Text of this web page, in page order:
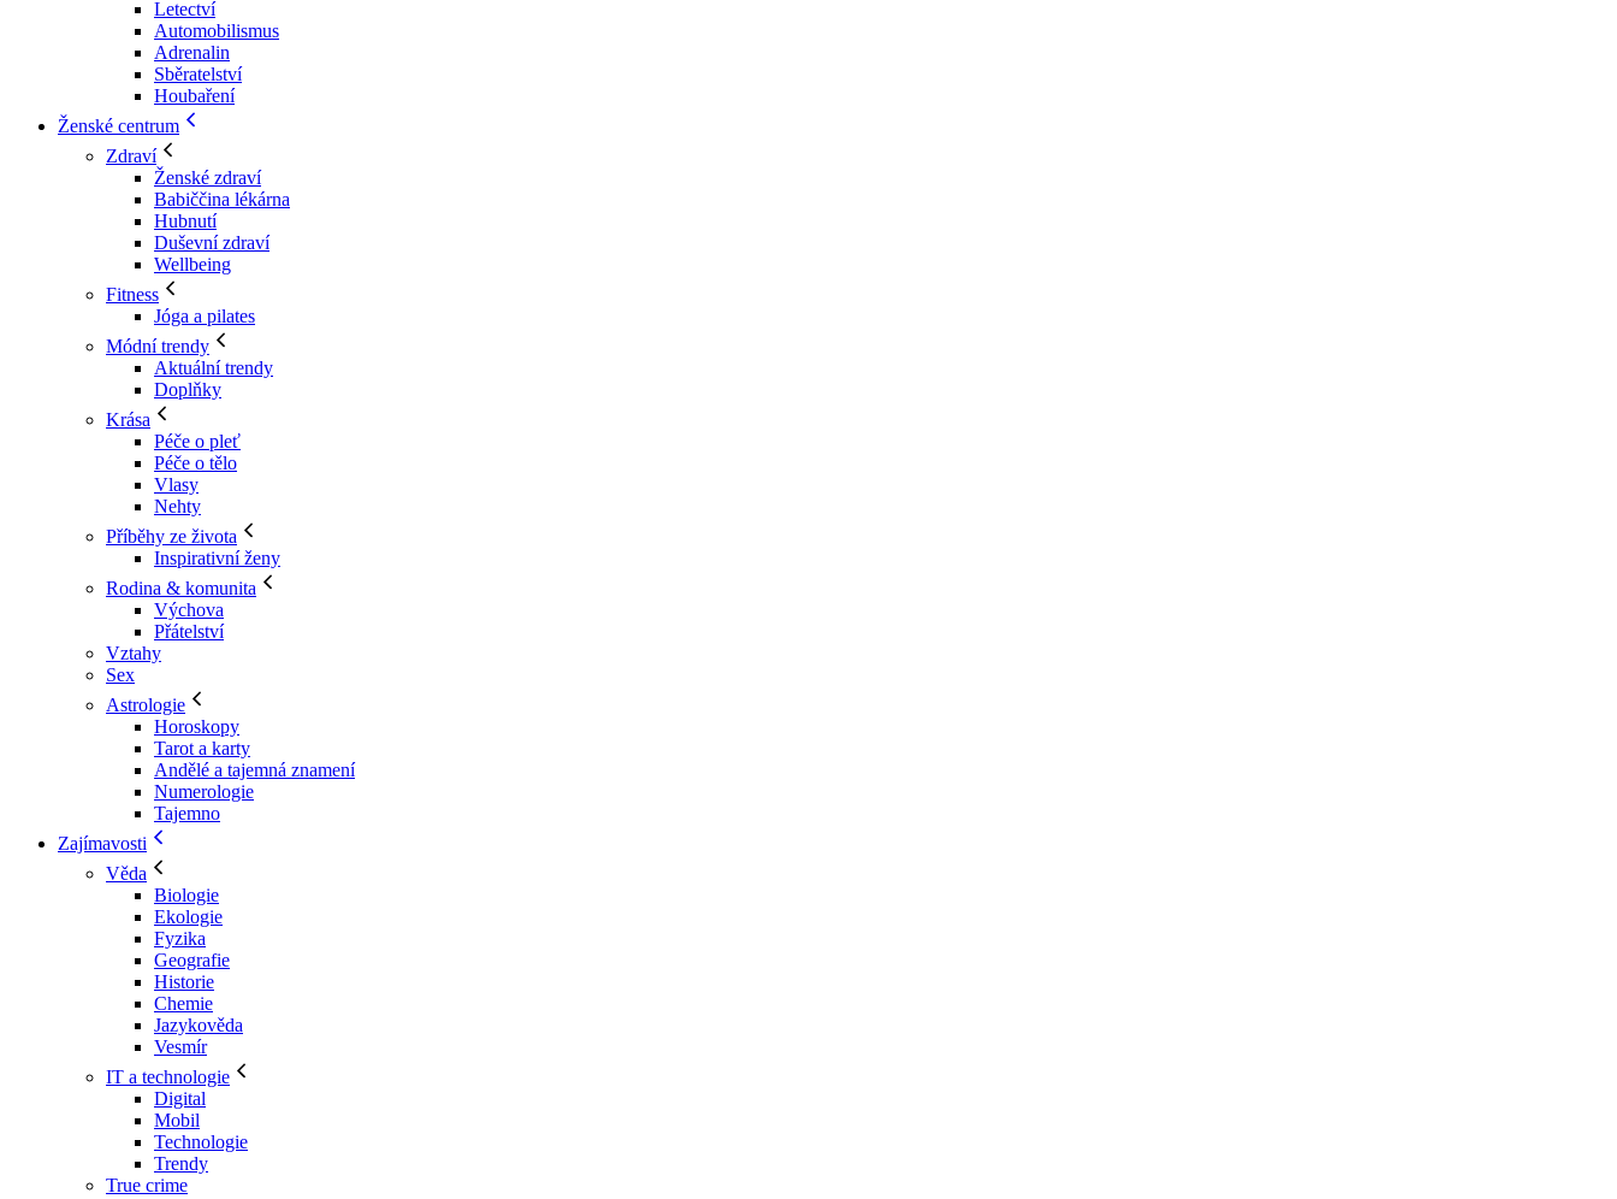
Letectví
Automobilismus
Adrenalin
Sběratelství
Houbaření
Ženské centrum
Zdraví
Ženské zdraví
Babiččina lékárna
Hubnutí
Duševní zdraví
Wellbeing
Fitness
Jóga a pilates
Módní trendy
Aktuální trendy
Doplňky
Krása
Péče o pleť
Péče o tělo
Vlasy
Nehty
Příběhy ze života
Inspirativní ženy
Rodina & komunita
Výchova
Přátelství
Vztahy
Sex
Astrologie
Horoskopy
Tarot a karty
Andělé a tajemná znamení
Numerologie
Tajemno
Zajímavosti
Věda
Biologie
Ekologie
Fyzika
Geografie
Historie
Chemie
Jazykověda
Vesmír
IT a technologie
Digital
Mobil
Technologie
Trendy
True crime